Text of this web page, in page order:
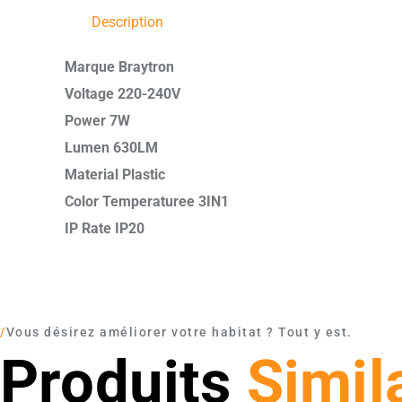
Description
Marque Braytron
Voltage 220-240V
Power 7W
Lumen 630LM
Material Plastic
Color Temperaturee 3IN1
IP Rate IP20
/Vous désirez améliorer votre habitat ? Tout y est.
Produits